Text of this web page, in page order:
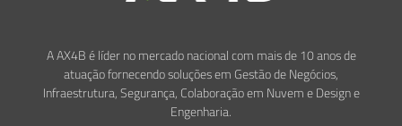
A AX4B é líder no mercado nacional com mais de 10 anos de
atuação fornecendo soluções em Gestão de Negócios,
Infraestrutura, Segurança, Colaboração em Nuvem e Design e
Engenharia.